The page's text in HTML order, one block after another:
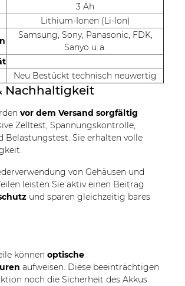
3 Ah
Lithium-Ionen (Li-Ion)
Samsung, Sony, Panasonic, FDK,
Sanyo u. a.
Neu Bestückt technisch neuwertig
Nachhaltigkeit
vor dem Versand sorgfältig
Zelltest, Spannungskontrolle,
Belastungstest. Sie erhalten volle
von Gehäusen und
leisten Sie aktiv einen Beitrag
und sparen gleichzeitig bares
können optische
aufweisen. Diese beeinträchtigen
noch die Sicherheit des Akkus.